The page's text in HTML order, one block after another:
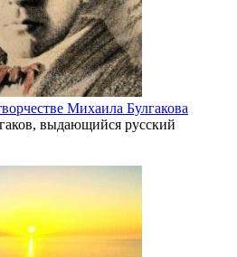
Михаила Булгакова
выдающийся русский